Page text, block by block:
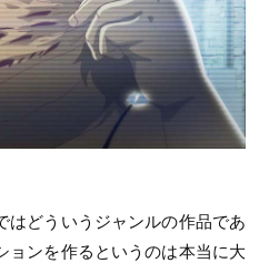
はどういうジャンルの作品であ
ョンを作るというのは本当に大